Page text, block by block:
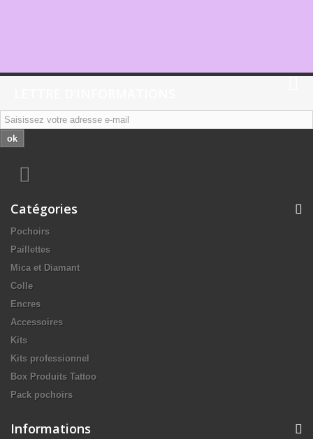
ok
Catégories
Pochoirs
Paillettes
Mica et Diamant
Colle
Encres
Accessoires
Kits
Kits professionnel
Box Produits Tattoo
Pack pochoirs
Informations